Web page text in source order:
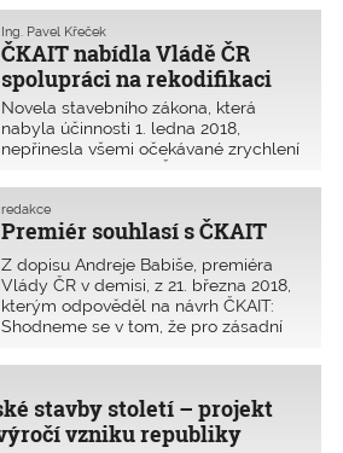
Šlechtová. Ona je takový zvláštní
člověk, uvedla primátorka v rozhovoru
na adresu současné šéfky obrany.
A tak hledám, zda u nás doma
nezbylo po vnoučatech nějaké lego,
abych stavebnici poslal paní
primátorce. Možná, že kdybyste i vy
nějaké našli a poslali jí je, již by
nebrečela.Jeden pražský advokát na
otázku, proč mají tak vysokou
hodinovou sazbu, odpověděl:
„Advokacie je služba, prodáváte svůj
mozek. Mercedes taky bude mít
podobnou cenu v zahraničí jako u nás“.
A co prodáváme my autorizovaní?
antimonopolního úřadu, co prodává
nulovou hodnotu.
konstrukce – dvě autorizované osoby,
jimž hrozí až osmiletý trest odnětí
svobody.
ČKAIT nabídla Vládě ČR
spolupráci na rekodifikaci
stavebního práva
Ing. Pavel Křeček
Novela stavebního zákona, která
nabyla účinnosti 1. ledna 2018,
nepřinesla všemi očekávané zrychlení
své odborníky do pracovních skupin
Ministerstva pro místní rozvoj.
Premiér souhlasí s ČKAIT
redakce
Z dopisu Andreje Babiše, premiéra
Vlády ČR v demisi, z 21. března 2018,
kterým odpověděl na návrh ČKAIT:
Shodneme se v tom, že pro zásadní
realizace stavebních záměrů v ČR
stavební zákon. Aby u
stavby století – projekt
vzniku republiky